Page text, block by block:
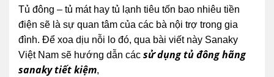
Tủ đông – tủ mát hay tủ lạnh tiêu tốn bao nhiêu tiền
điện sẽ là sự quan tâm của các bà nội trợ trong gia
đình. Để xoa dịu nỗi lo đó, qua bài viết này Sanaky
Việt Nam sẽ hướng dẫn các sử dụng tủ đông hãng
sanaky tiết kiệm,